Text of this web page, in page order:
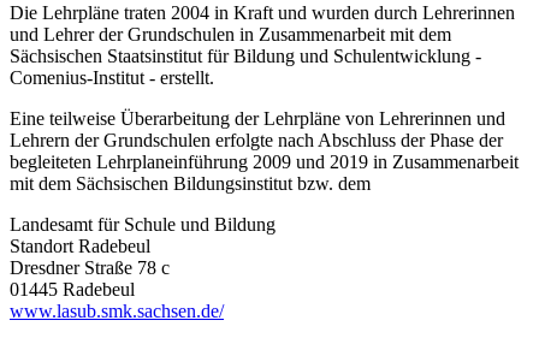
Die Lehrpläne traten 2004 in Kraft und wurden durch Lehrerinnen
und Lehrer der Grundschulen in Zusammenarbeit mit dem
Sächsischen Staatsinstitut für Bildung und Schulentwicklung -
Comenius-Institut - erstellt.
Eine teilweise Überarbeitung der Lehrpläne von Lehrerinnen und
Lehrern der Grundschulen erfolgte nach Abschluss der Phase der
begleiteten Lehrplaneinführung 2009 und 2019 in Zusammenarbeit
mit dem Sächsischen Bildungsinstitut bzw. dem
Landesamt für Schule und Bildung
Standort Radebeul
Dresdner Straße 78 c
01445 Radebeul
www.lasub.smk.sachsen.de/